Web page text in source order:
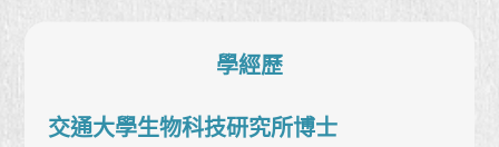
學經歷
交通大學生物科技研究所博士